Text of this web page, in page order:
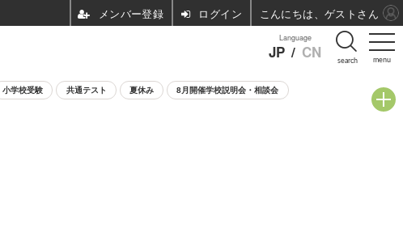
menu
Language
JP / CN search
小学校受験 共通テスト 夏休み 8月開催学校説明会・相談会
ログイン こんにちは、ゲストさん